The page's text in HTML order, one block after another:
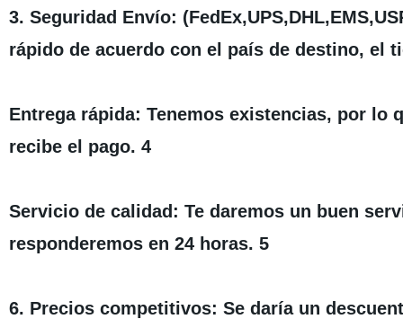
3. Seguridad Envío:
rápido de acuerdo con el país de destino, el
Entrega rápida: Tenemos existencias, por lo
recibe el pago. 4
Servicio de calidad: Te daremos un buen
responderemos en 24 horas. 5
6. Precios competitivos: Se daría un